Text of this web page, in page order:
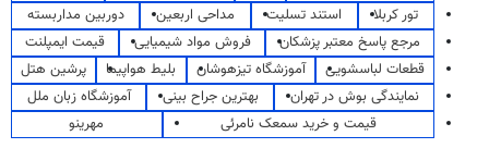
تور کربلا
استند تسلیت مداحی اربعین
دوربین مداربسته
مرجع پاسخ معتبر پزشکان
فروش مواد شیمیایی
قیمت ایمپلنت
قطعات لباسشویی
آموزشگاه تیزهوشان بلیط هواپیما
پرشین هتل
نمایندگی بوش در تهران
بهترین جراح بینی
آموزشگاه زبان ملل
قیمت و خرید سمعک نامرئی
مهرینو